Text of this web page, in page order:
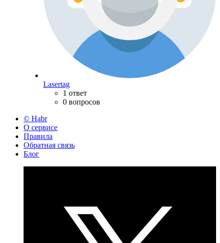
Lasertag
1 ответ
0 вопросов
© Habr
О сервисе
Правила
Обратная связь
Блог